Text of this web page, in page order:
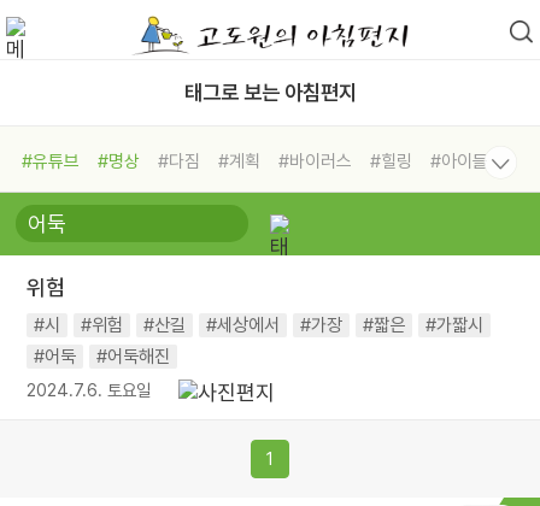
태그로 보는 아침편지
#유튜브 #명상 #다짐 #계획 #바이러스 #힐링
#아이들
#비전캠프
#독서캠프 #삶
#희망
#나눔 #친구 #링컨학교
#독서
위험
#시 #위험 #산길 #세상에서 #가장 #짧은
#가짧시
#어둑
#어둑해진
2024.7.6. 토요일
1